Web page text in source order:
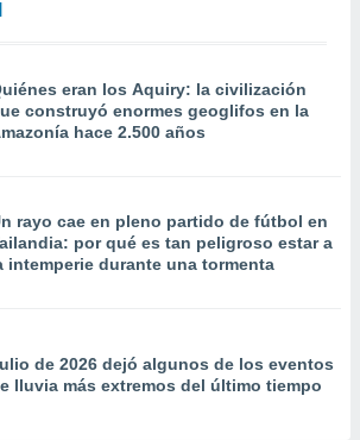
eran los Aquiry: la civilización
construyó enormes geoglifos en la
hace 2.500 años
rayo cae en pleno partido de fútbol en
por qué es tan peligroso estar a
intemperie durante una tormenta
de 2026 dejó algunos de los eventos
lluvia más extremos del último tiempo